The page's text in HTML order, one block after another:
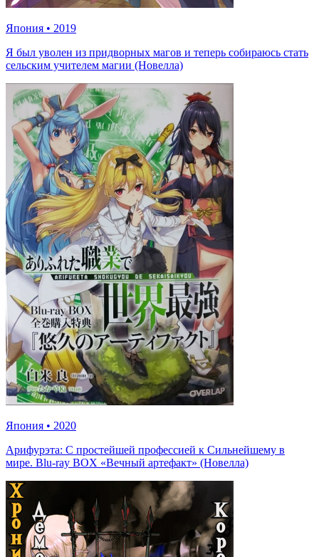
Япония • 2019
Я был уволен из придворных магов и теперь собираюсь стать
сельским учителем магии (Новелла)
Япония • 2020
Арифурэта: С простейшей профессией к Сильнейшему в
мире. Blu-ray BOX «Вечный артефакт» (Новелла)